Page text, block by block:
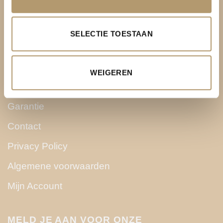
SELECTIE TOESTAAN
WEIGEREN
Betaalmethoden
Garantie
Contact
Privacy Policy
Algemene voorwaarden
Mijn Account
MELD JE AAN VOOR ONZE